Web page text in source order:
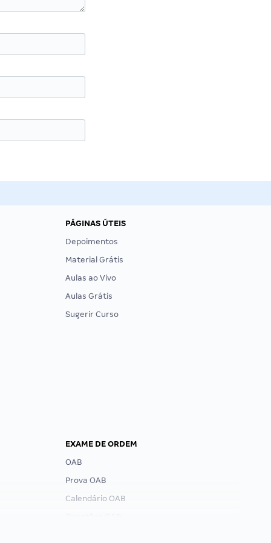
PÁGINAS ÚTEIS
Depoimentos
Material Grátis
Aulas ao Vivo
Aulas Grátis
Sugerir Curso
EXAME DE ORDEM
OAB
Prova OAB
Calendário OAB